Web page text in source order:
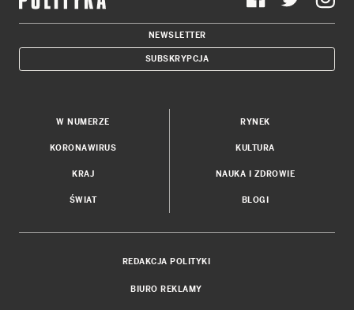
NEWSLETTER
SUBSKRYPCJA
W NUMERZE
KORONAWIRUS
KRAJ
ŚWIAT
RYNEK
KULTURA
NAUKA I ZDROWIE
BLOGI
REDAKCJA POLITYKI
BIURO REKLAMY